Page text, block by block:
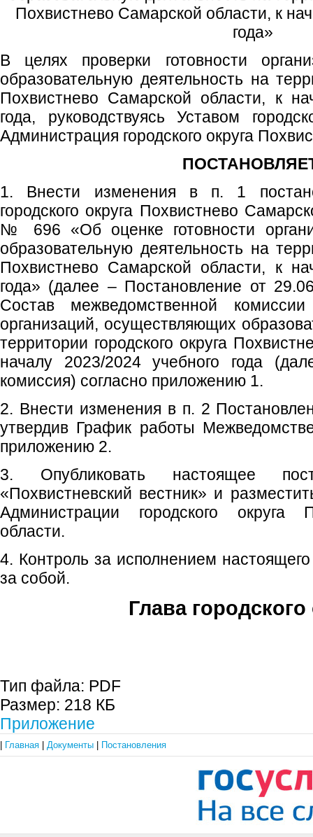
Похвистнево Самарской области, к
года»
В целях проверки готовности
образовательную деятельность на
Похвистнево Самарской области, к
года, руководствуясь Уставом
Администрация городского округа
1. Внести изменения в п. 1
городского округа Похвистнево
№ 696 «Об оценке готовности
образовательную деятельность на
Похвистнево Самарской области, к
года» (далее – Постановление от
Состав межведомственной
организаций, осуществляющих
территории городского округа
началу 2023/2024 учебного года
комиссия) согласно приложению 1.
2. Внести изменения в п. 2
утвердив График работы
приложению 2.
3. Опубликовать настоящее
«Похвистневский вестник» и
Администрации городского округа
области.
4. Контроль за исполнением
за собой.
Глава городского
Тип файла: PDF
Размер: 218 КБ
Приложение
Главная Документы Постановления